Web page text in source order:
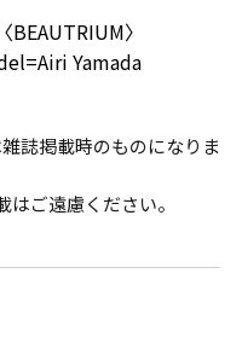
〉
Yamada
誌掲載時のものになりま
ご遠慮ください。